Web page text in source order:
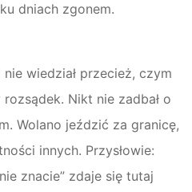
dniach zgonem.
wiedział przecież, czym
Nikt nie zadbał o
Wolano jeździć za granicę,
innych. Przysłowie:
znacie” zdaje się tutaj